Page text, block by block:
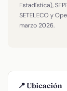
Estadística),
SETELECO y
marzo 2026.
📍 Ubicación